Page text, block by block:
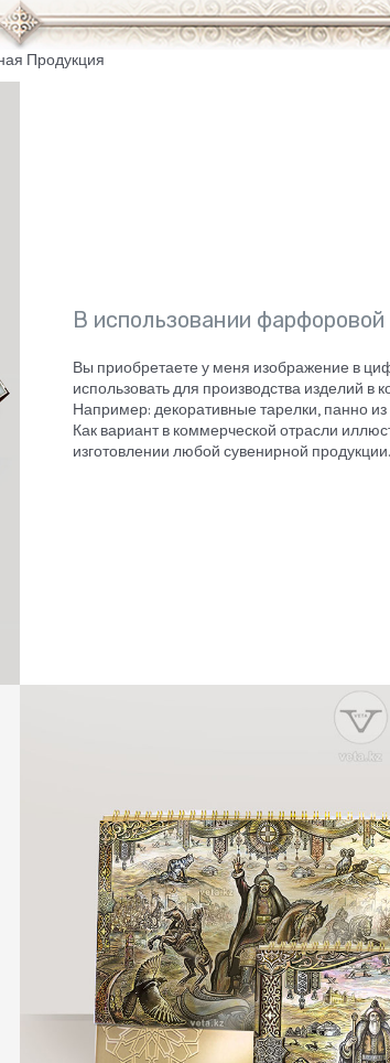
Продукция
В использовании
Вы приобретаете у меня изображение в
использовать для производства изделий в
Например: декоративные тарелки, панно
Как вариант в коммерческой отрасли
изготовлении любой сувенирной продукции.